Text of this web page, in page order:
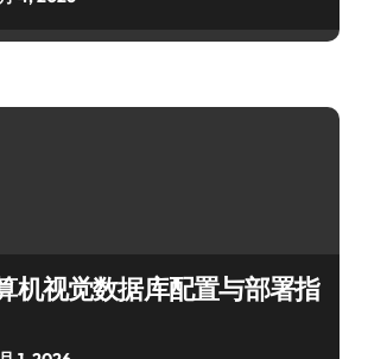
机视觉数据库配置与部署指